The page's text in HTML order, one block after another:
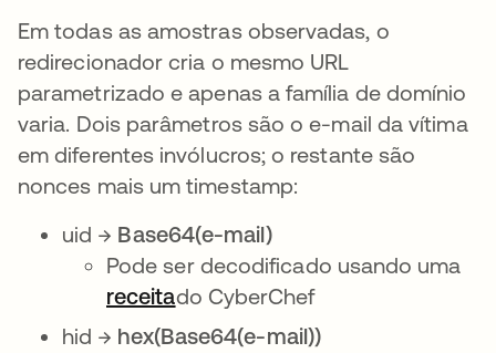
Em todas as amostras observadas, o
redirecionador cria o mesmo URL
parametrizado e apenas a família de domínio
varia. Dois parâmetros são o e-mail da vítima
em diferentes invólucros; o restante são
nonces mais um timestamp:
uid → Base64(e-mail)
Pode ser decodificado usando uma
receitado CyberChef
hid → hex(Base64(e-mail))